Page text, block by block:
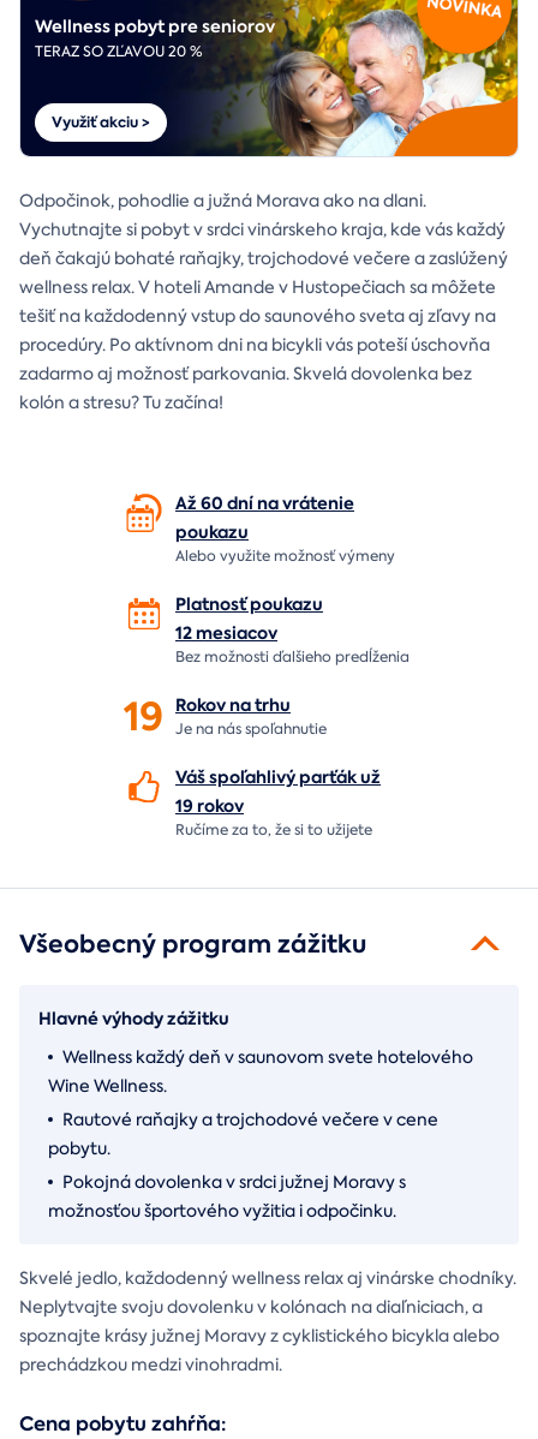
Wellness pobyt pre seniorov
TERAZ SO ZĽAVOU 20 %
Využiť akciu >
Odpočinok, pohodlie a južná Morava ako na dlani.
Vychutnajte si pobyt v srdci vinárskeho kraja, kde vás každý
deň čakajú bohaté raňajky, trojchodové večere a zaslúžený
wellness relax. V hoteli Amande v Hustopečiach sa môžete
tešiť na každodenný vstup do saunového sveta aj zľavy na
procedúry. Po aktívnom dni na bicykli vás poteší úschovňa
zadarmo aj možnosť parkovania. Skvelá dovolenka bez
kolón a stresu? Tu začína!
Až 60 dní na vrátenie
poukazu
Alebo využite možnosť výmeny
Platnosť poukazu
12 mesiacov
Bez možnosti ďalšieho predĺženia
19 Rokov natrhu
Je na násspoľahnutie
Váš spoľahlivý parťák už
19 rokov
Ručíme za to,že si to užijete
Všeobecný program zážitku
Hlavné výhody zážitku
Wellness každý deň v saunovom svete hotelového
Wine Wellness.
Rautové raňajky a trojchodové večere v cene
pobytu.
Pokojná dovolenka v srdci južnej Moravy s
možnosťou športového vyžitia i odpočinku.
Skvelé jedlo, každodenný wellness relax aj vinárske chodníky.
Neplytvajte svoju dovolenku v kolónach na diaľniciach, a
spoznajte krásy južnej Moravy z cyklistického bicykla alebo
prechádzkou medzi vinohradmi.
Cena pobytu zahŕňa: